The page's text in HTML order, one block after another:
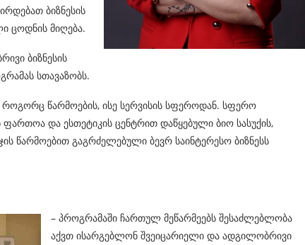
ბიზნესის
ცოდნის მიღება.
ბიზნესის
სთავაზობს.
როგორც წარმოების, ისე სერვისის სფეროდან. სფერო
და ესთეტიკის ცენტრით დაწყებული ბიო სასუქის,
წარმოებით გაგრძელებული ბევრ საინტერესო ბიზნესს
– პროგრამაში ჩართულ მეწარმეებს შესაძლებლობა
აქვთ ისარგებლონ შვეიცარიელი და ადგილობრივი